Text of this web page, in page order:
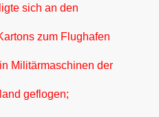
sich an den
zum Flughafen
Militärmaschinen der
geflogen;